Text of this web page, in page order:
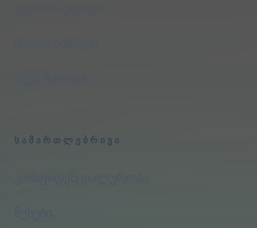
ᲡᲐᲛᲐᲠᲗᲚᲔᲑᲠᲘᲕᲘ